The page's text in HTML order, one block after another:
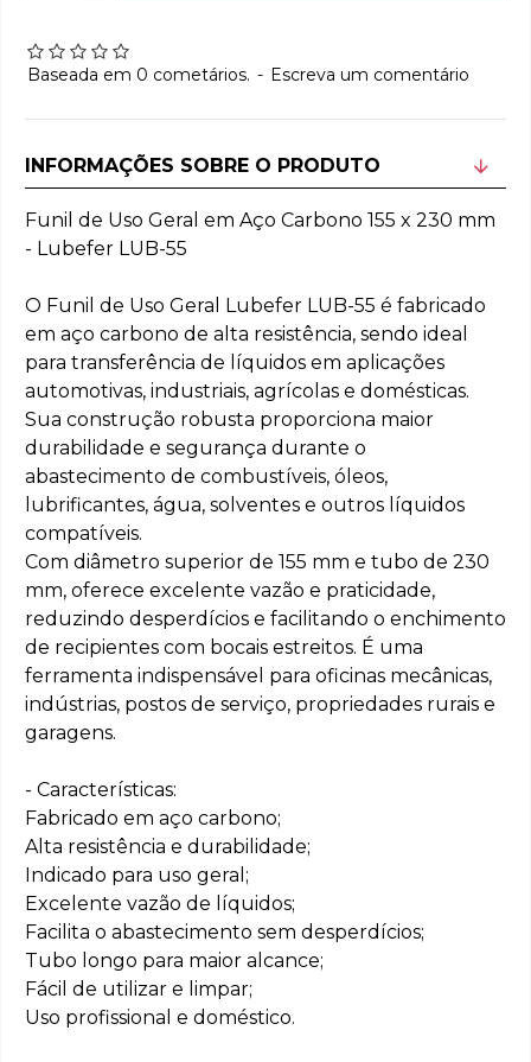
Baseada em 0 cometários. - Escreva um comentário
INFORMAÇÕES SOBRE O PRODUTO
Funil de Uso Geral em Aço Carbono 155 x 230 mm
- Lubefer LUB-55
O Funil de Uso Geral Lubefer LUB-55 é fabricado
em aço carbono de alta resistência, sendo ideal
para transferência de líquidos em aplicações
automotivas, industriais, agrícolas e domésticas.
Sua construção robusta proporciona maior
durabilidade e segurança durante o
abastecimento de combustíveis, óleos,
lubrificantes, água, solventes e outros líquidos
compatíveis.
Com diâmetro superior de 155 mm e tubo de 230
mm, oferece excelente vazão e praticidade,
reduzindo desperdícios e facilitando o enchimento
de recipientes com bocais estreitos. É uma
ferramenta indispensável para oficinas mecânicas,
indústrias, postos de serviço, propriedades rurais e
garagens.
- Características:
Fabricado em aço carbono;
Alta resistência e durabilidade;
Indicado para uso geral;
Excelente vazão de líquidos;
Facilita o abastecimento sem desperdícios;
Tubo longo para maior alcance;
Fácil de utilizar e limpar;
Uso profissional e doméstico.